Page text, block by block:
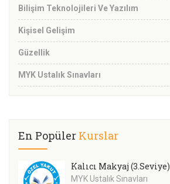
Bilişim Teknolojileri Ve Yazılım
Kişisel Gelişim
Güzellik
MYK Ustalık Sınavları
En Popüler Kurslar
Kalıcı Makyaj (3.Seviye)
MYK Ustalık Sınavları